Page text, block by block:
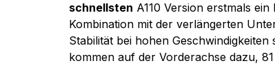
schnellsten A110 Version erstmals
Kombination mit der verlängerten
Stabilität bei hohen
kommen auf der Vorderachse dazu,